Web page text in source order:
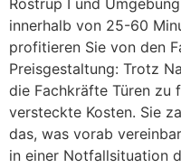
Rostrup I und
innerhalb von 25-60
profitieren Sie von den
Preisgestaltung: Trotz
die Fachkräfte Türen zu
versteckte Kosten. Sie
das, was vorab
in einer Notfallsituation